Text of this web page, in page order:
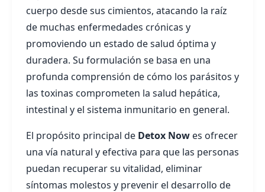
cuerpo desde sus cimientos, atacando la raíz
de muchas enfermedades crónicas y
promoviendo un estado de salud óptima y
duradera. Su formulación se basa en una
profunda comprensión de cómo los parásitos y
las toxinas comprometen la salud hepática,
intestinal y el sistema inmunitario en general.
El propósito principal de Detox Now es ofrecer
una vía natural y efectiva para que las personas
puedan recuperar su vitalidad, eliminar
síntomas molestos y prevenir el desarrollo de